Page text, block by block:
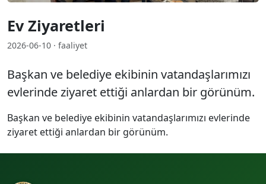
Ev Ziyaretleri
2026-06-10 · faaliyet
Başkan ve belediye ekibinin vatandaşlarımızı
evlerinde ziyaret ettiği anlardan bir görünüm.
Başkan ve belediye ekibinin vatandaşlarımızı evlerinde
ziyaret ettiği anlardan bir görünüm.